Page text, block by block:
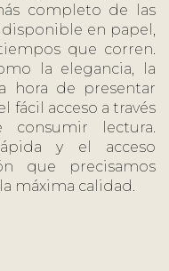
completo de las
en papel,
que corren.
la elegancia, la
hora de presentar
fácil acceso a través
lectura.
y el acceso
que precisamos
máxima calidad.